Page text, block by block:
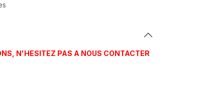
N'HESITEZ PAS A NOUS CONTACTER